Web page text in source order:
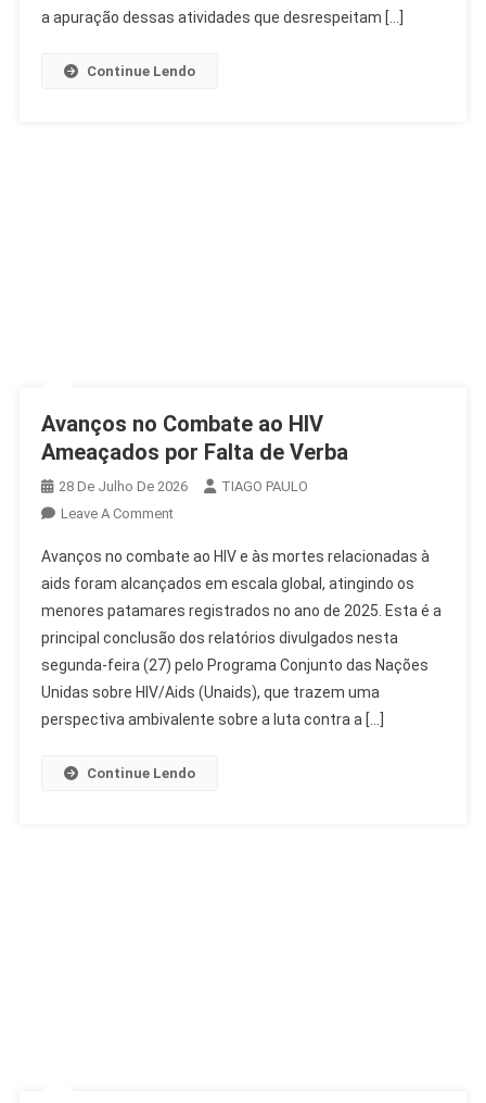
Aciona
a apuração dessas atividades que desrespeitam […]
Continue Lendo
Avanços no Combate ao HIV
Ameaçados por Falta de Verba
28 De Julho De 2026
TIAGO PAULO
Leave A CommentOn
No
Combate
Ao
HIV
Ameaçados
Por
Falta
Avanços no combate ao HIV e às mortes relacionadas à
aids foram alcançados em escala global, atingindo os
menores patamares registrados no ano de 2025. Esta é a
principal conclusão dos relatórios divulgados nesta
segunda-feira (27) pelo Programa Conjunto das Nações
Unidas sobre HIV/Aids (Unaids), que trazem uma
perspectiva ambivalente sobre a luta contra a […]
Continue Lendo